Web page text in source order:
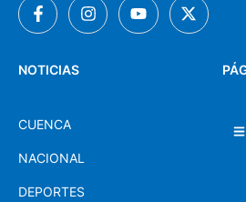
NOTICIAS
CUENCA
NACIONAL
DEPORTES